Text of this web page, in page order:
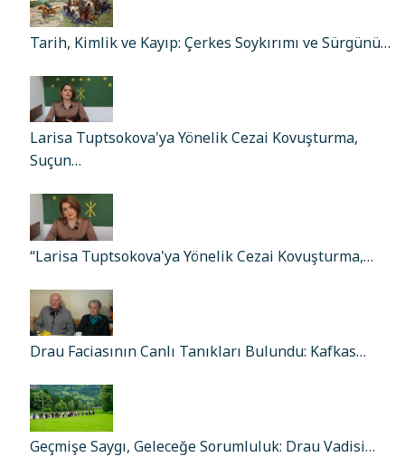
Tarih, Kimlik ve Kayıp: Çerkes Soykırımı ve Sürgünü…
Larisa Tuptsokova'ya Yönelik Cezai Kovuşturma,
Suçun…
“Larisa Tuptsokova'ya Yönelik Cezai Kovuşturma,…
Drau Faciasının Canlı Tanıkları Bulundu: Kafkas…
Geçmişe Saygı, Geleceğe Sorumluluk: Drau Vadisi…